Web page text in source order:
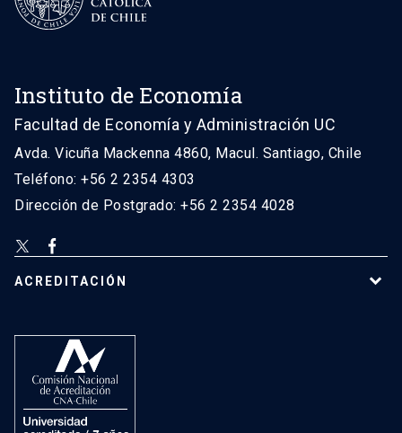
Instituto de Economía
Facultad de Economía y Administración UC
Avda. Vicuña Mackenna 4860, Macul. Santiago, Chile
Teléfono: +56 2 2354 4303
Dirección de Postgrado: +56 2 2354 4028
ACREDITACIÓN